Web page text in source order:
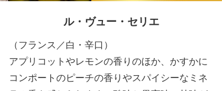
ル・ヴュー・セリエ
（フランス／白・辛口）
アプリコットやレモンの香りのほか、かすかに
コンポートのピーチの香りやスパイシーなミネ